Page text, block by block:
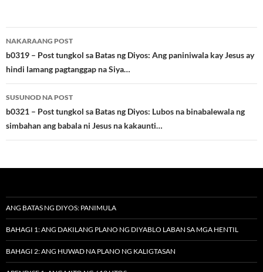
Post
navigation
NAKARAANG POST
b0319 – Post tungkol sa Batas ng Diyos: Ang paniniwala kay Jesus ay
hindi lamang pagtanggap na Siya…
SUSUNOD NA POST
b0321 – Post tungkol sa Batas ng Diyos: Lubos na binabalewala ng
simbahan ang babala ni Jesus na kakaunti…
ANG BATAS NG DIYOS: PANIMULA
BAHAGI 1: ANG DAKILANG PLANO NG DIYABLO LABAN SA MGA HENTIL
BAHAGI 2: ANG HUWAD NA PLANO NG KALIGTASAN